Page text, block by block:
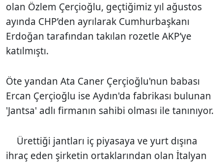
olan Özlem Çerçioğlu, geçtiğimiz yıl ağustos
ayında CHP’den ayrılarak Cumhurbaşkanı
Erdoğan tarafından takılan rozetle AKP’ye
katılmıştı.
Öte yandan Ata Caner Çerçioğlu'nun babası
Ercan Çerçioğlu ise Aydın'da fabrikası bulunan
'Jantsa' adlı firmanın sahibi olması ile tanınıyor.
Ürettiği jantları iç piyasaya ve yurt dışına
ihraç eden şirketin ortaklarından olan İtalyan